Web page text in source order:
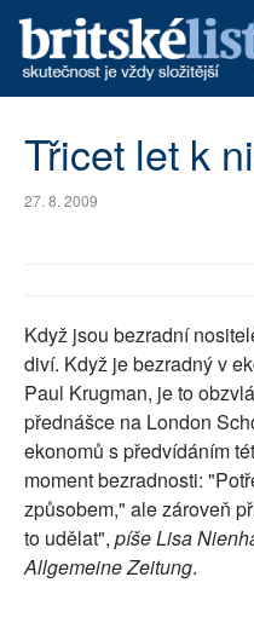
PŘÍSPĚVKY NA PROVOZ
Třicet let k
27. 8. 2009
Když jsou bezradní
diví. Když je bezradný v
Paul Krugman, je to
přednášce na London
ekonomů s předvídáním
moment bezradnosti:
způsobem," ale zároveň
to udělat", píše Lisa
Allgemeine Zeitung.